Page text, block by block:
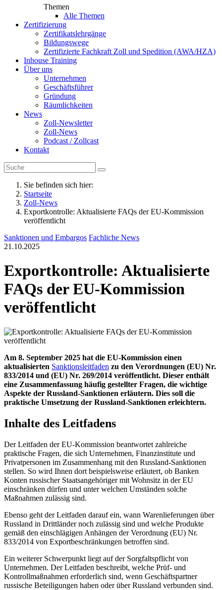
Themen
Alle Themen
Zertifizierung
Zertifikatslehrgänge
Bildungswege
Zertifizierte Fachkraft Zoll und Spedition (AWA/HZA)
Inhouse Training
Über uns
Unternehmen
Geschäftsführer
Gründung
Räumlichkeiten
News
Zoll-Newsletter
Zoll-News
Podcast / Zollcast
Kontakt
Sie befinden sich hier:
Startseite
Zoll-News
Exportkontrolle: Aktualisierte FAQs der EU-Kommission
veröffentlicht
Sanktionen und Embargos Fachliche News
21.10.2025
Exportkontrolle: Aktualisierte
FAQs der EU-Kommission
veröffentlicht
Am 8. September 2025 hat die EU-Kommission einen
aktualisierten Sanktionsleitfaden zu den Verordnungen (EU) Nr.
833/2014 und (EU) Nr. 269/2014 veröffentlicht. Dieser enthält
eine Zusammenfassung häufig gestellter Fragen, die wichtige
Aspekte der Russland-Sanktionen erläutern. Dies soll die
praktische Umsetzung der Russland-Sanktionen erleichtern.
Inhalte des Leitfadens
Der Leitfaden der EU-Kommission beantwortet zahlreiche
praktische Fragen, die sich Unternehmen, Finanzinstitute und
Privatpersonen im Zusammenhang mit den Russland-Sanktionen
stellen. So wird Ihnen dort beispielsweise erläutert, ob Banken
Konten russischer Staatsangehöriger mit Wohnsitz in der EU
einschränken dürfen und unter welchen Umständen solche
Maßnahmen zulässig sind.
Ebenso geht der Leitfaden darauf ein, wann Warenlieferungen über
Russland in Drittländer noch zulässig sind und welche Produkte
gemäß den einschlägigen Anhängen der Verordnung (EU) Nr.
833/2014 von Exportbeschränkungen betroffen sind.
Ein weiterer Schwerpunkt liegt auf der Sorgfaltspflicht von
Unternehmen. Der Leitfaden beschreibt, welche Prüf- und
Kontrollmaßnahmen erforderlich sind, wenn Geschäftspartner
russische Beteiligungen haben oder über Russland verbunden sind.